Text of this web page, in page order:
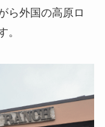
ら外国の高原ロ
。